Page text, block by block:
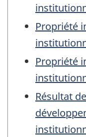
Propriété
Propriété
Résultat